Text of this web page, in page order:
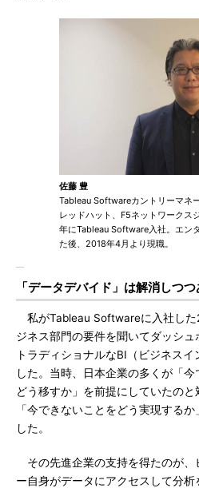
佐藤 豊
Tableau Softwareカントリーマネ
レッドハット、F5ネットワークス
年にTableau Software入社。エン
た後、2018年4月より現職。
「データデバイド」は解消しつつ
私がTableau Softwareに入社した
ジネス部門の要件を聞いてダッシ
トラディショナルなBI（ビジネス
した。当時、日本企業の多くが「
どう移すか」を前提にしていたの
「今できないことをどう実現する
した。
その先進企業の支持を得たのが、
ー自身がデータにアクセスして分